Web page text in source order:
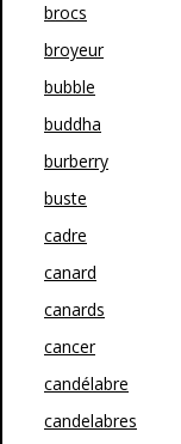
brocs
broyeur
bubble
buddha
burberry
buste
cadre
canard
canards
cancer
candélabre
candelabres